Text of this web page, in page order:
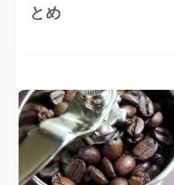
とめ